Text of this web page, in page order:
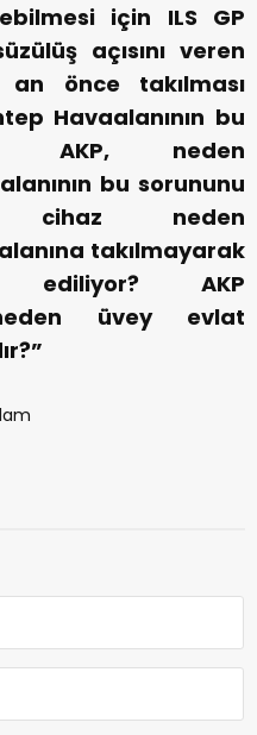
için ILS GP
açısını veren
önce takılması
Havaalanının bu
AKP, neden
bu sorununu
cihaz neden
takılmayarak
ediliyor? AKP
üvey evlat